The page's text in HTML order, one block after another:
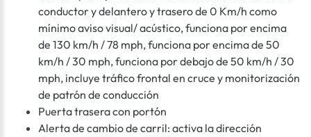
conductor y delantero y trasero de 0 Km/h como
mínimo aviso visual/ acústico, funciona por encima
de 130 km/h / 78 mph, funciona por encima de 50
km/h / 30 mph, funciona por debajo de 50 km/h / 30
mph, incluye tráfico frontal en cruce y monitorización
de patrón de conducción
Puerta trasera con portón
Alerta de cambio de carril: activa la dirección